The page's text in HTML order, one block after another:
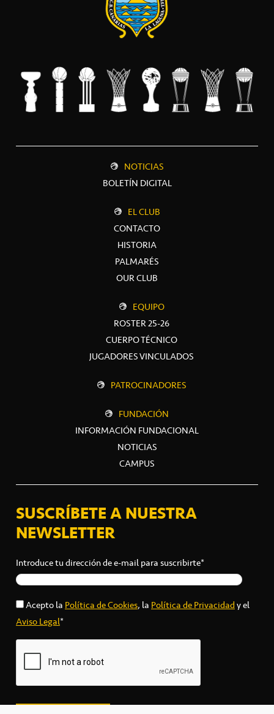
NOTICIAS
BOLETÍN DIGITAL
EL CLUB
CONTACTO
HISTORIA
PALMARÉS
OUR CLUB
EQUIPO
ROSTER 25-26
CUERPO TÉCNICO
JUGADORES VINCULADOS
PATROCINADORES
FUNDACIÓN
INFORMACIÓN FUNDACIONAL
NOTICIAS
CAMPUS
SUSCRÍBETE A NUESTRA
NEWSLETTER
Introduce tu dirección de e-mail para suscribirte*
Acepto laPolítica de Cookies, laPolítica de Privacidady el
Aviso Legal*